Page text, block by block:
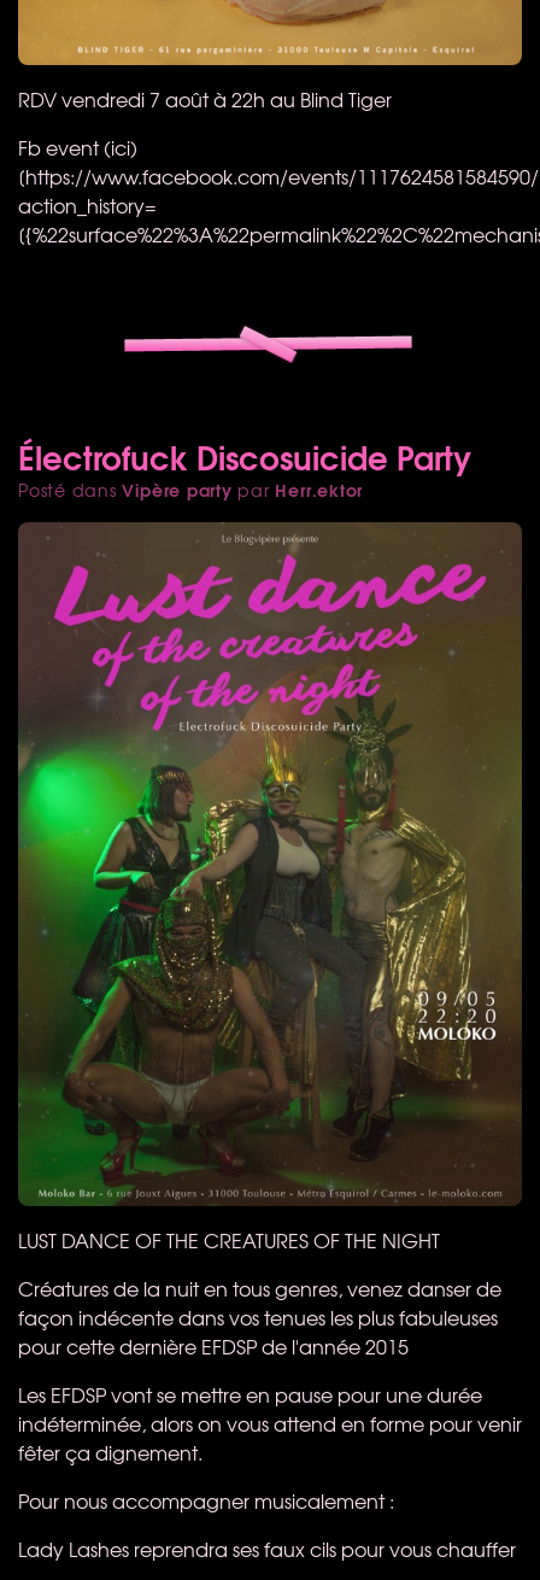
RDVvendredi 7 août à 22h au Blind Tiger
Fb event (ici)
[https://www.facebook.com/events/
action_history=
Électrofuck Discosuicide Party
Posté dansVipère party par Herr.ektor
LUST DANCE OFTHE CREATURESOFTHE NIGHT
Créatures de la nuit en tous genres, venez danser de
façon indécente dans vos tenues les plus fabuleuses
pour cette dernière EFDSPde l'année 2015
Les EFDSPvont se mettre en pause pour une durée
indéterminée, alors on vous attend en forme pour venir
fêter ça dignement.
Pour nous accompagner musicalement :
Lady Lashes​ reprendra ses faux cils pour vous chauffer